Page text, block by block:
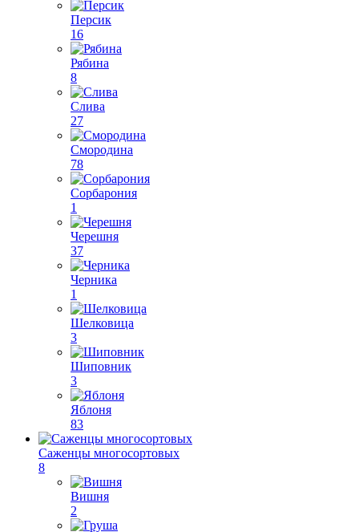
Персик
16
Рябина
8
Слива
27
Смородина
78
Сорбарония
1
Черешня
37
Черника
1
Шелковица
3
Шиповник
3
Яблоня
83
Саженцы многосортовых
8
Вишня
2